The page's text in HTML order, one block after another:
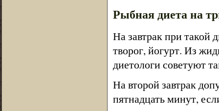
Рыбная диета на
На завтрак при такой
творог, йогурт. Из
диетологи советуют
На второй завтрак
пятнадцать минут,